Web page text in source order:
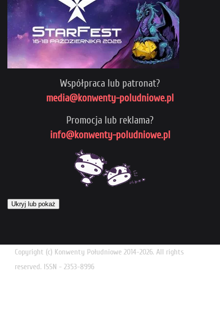
Współpraca lub patronat?
media@konwenty-poludniowe.pl
Promocja lub reklama?
info@konwenty-poludniowe.pl
Ukryj lub pokaż
Copyright (c) Konwenty Południowe 2014-2026. All rights
reserved. ISSN - 2353-8996